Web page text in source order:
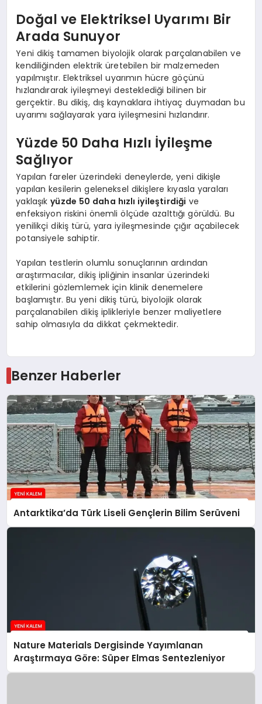
Doğal ve Elektriksel Uyarımı Bir
Arada Sunuyor
Yeni dikiş tamamen biyolojik olarak parçalanabilen ve
kendiliğinden elektrik üretebilen bir malzemeden
yapılmıştır. Elektriksel uyarımın hücre göçünü
hızlandırarak iyileşmeyi desteklediği bilinen bir
gerçektir. Bu dikiş, dış kaynaklara ihtiyaç duymadan bu
uyarımı sağlayarak yara iyileşmesini hızlandırır.
Yüzde 50 Daha Hızlı İyileşme
Sağlıyor
Yapılan fareler üzerindeki deneylerde, yeni dikişle
yapılan kesilerin geleneksel dikişlere kıyasla yaraları
yaklaşıkyüzde 50 daha hızlı iyileştirdiği ve
enfeksiyon riskini önemli ölçüde azalttığı görüldü. Bu
yenilikçi dikiş türü, yara iyileşmesinde çığır açabilecek
potansiyele sahiptir.
Yapılan testlerin olumlu sonuçlarının ardından
araştırmacılar, dikiş ipliğinin insanlar üzerindeki
etkilerini gözlemlemek için klinik denemelere
başlamıştır. Bu yeni dikiş türü, biyolojik olarak
parçalanabilen dikiş iplikleriyle benzer maliyetlere
sahip olmasıyla da dikkat çekmektedir.
Benzer Haberler
Antarktika’da Türk Liseli Gençlerin Bilim Serüveni
Nature Materials Dergisinde Yayımlanan
Araştırmaya Göre: Süper Elmas Sentezleniyor